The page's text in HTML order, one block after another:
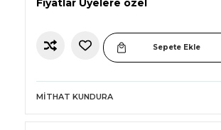
Fiyatlar Üyelere özel
Sepete Ekle
MITHAT KUNDURA